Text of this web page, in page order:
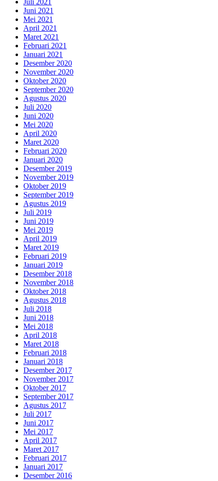
Juli 2021
Juni 2021
Mei 2021
April 2021
Maret 2021
Februari 2021
Januari 2021
Desember 2020
November 2020
Oktober 2020
September 2020
Agustus 2020
Juli 2020
Juni 2020
Mei 2020
April 2020
Maret 2020
Februari 2020
Januari 2020
Desember 2019
November 2019
Oktober 2019
September 2019
Agustus 2019
Juli 2019
Juni 2019
Mei 2019
April 2019
Maret 2019
Februari 2019
Januari 2019
Desember 2018
November 2018
Oktober 2018
Agustus 2018
Juli 2018
Juni 2018
Mei 2018
April 2018
Maret 2018
Februari 2018
Januari 2018
Desember 2017
November 2017
Oktober 2017
September 2017
Agustus 2017
Juli 2017
Juni 2017
Mei 2017
April 2017
Maret 2017
Februari 2017
Januari 2017
Desember 2016